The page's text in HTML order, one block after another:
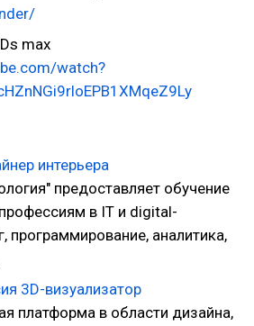
max
watch?
интерьера
предоставляет обучение
в IT и digital-
программирование, аналитика,
3D-визуализатор
платформа в области дизайна,